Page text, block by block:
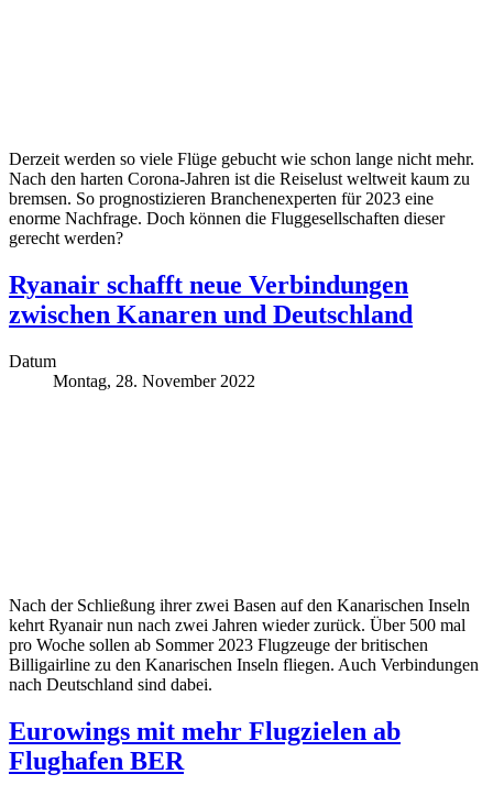
Derzeit werden so viele Flüge gebucht wie schon lange nicht mehr.
Nach den harten Corona-Jahren ist die Reiselust weltweit kaum zu
bremsen. So prognostizieren Branchenexperten für 2023 eine
enorme Nachfrage. Doch können die Fluggesellschaften dieser
gerecht werden?
Ryanair schafft neue Verbindungen
zwischen Kanaren und Deutschland
Datum
Montag, 28. November 2022
Nach der Schließung ihrer zwei Basen auf den Kanarischen Inseln
kehrt Ryanair nun nach zwei Jahren wieder zurück. Über 500 mal
pro Woche sollen ab Sommer 2023 Flugzeuge der britischen
Billigairline zu den Kanarischen Inseln fliegen. Auch Verbindungen
nach Deutschland sind dabei.
Eurowings mit mehr Flugzielen ab
Flughafen BER